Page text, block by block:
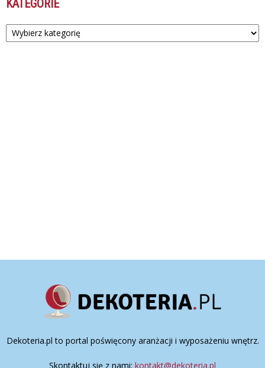
KATEGORIE
Kategorie
Dekoteria.pl to portal poświęcony aranżacji i wyposażeniu wnętrz.
Skontaktuj się z nami: kontakt@dekoteria.pl